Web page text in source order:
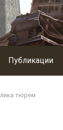
Публикации
тюрем